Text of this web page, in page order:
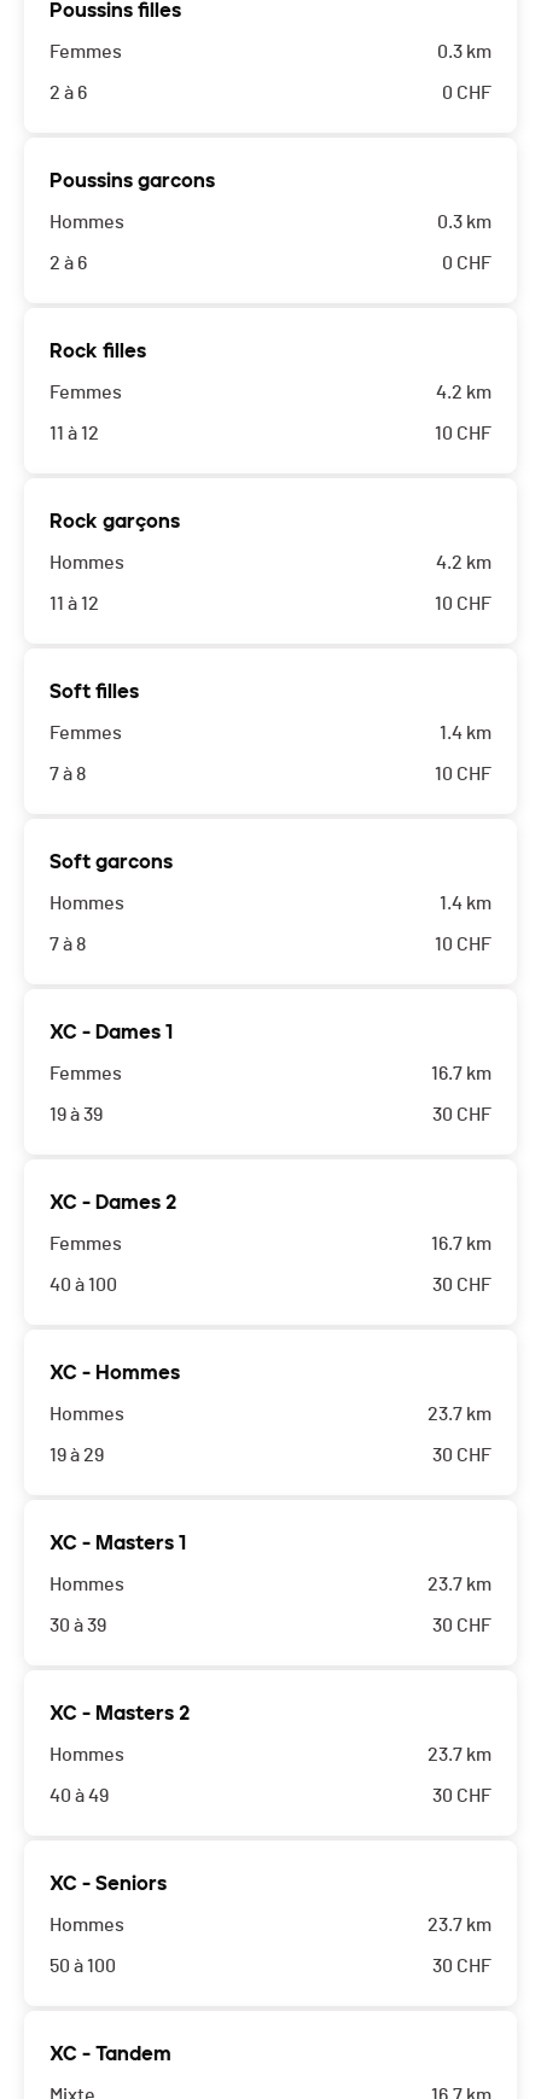
Poussins filles
Femmes
2 à 6
0.3 km
0 CHF
Poussins garcons
Hommes
2 à 6
0.3 km
0 CHF
Rock filles
Femmes
11 à 12
4.2 km
10 CHF
Rock garçons
Hommes
11 à 12
4.2 km
10 CHF
Soft filles
Femmes
7 à 8
1.4 km
10 CHF
Soft garcons
Hommes
7 à 8
1.4 km
10 CHF
XC - Dames 1
Femmes
19 à 39
16.7 km
30 CHF
XC - Dames 2
Femmes
40 à 100
16.7 km
30 CHF
XC - Hommes
Hommes
19 à 29
23.7 km
30 CHF
XC - Masters 1
Hommes
30 à 39
23.7 km
30 CHF
XC - Masters 2
Hommes
40 à 49
23.7 km
30 CHF
XC - Seniors
Hommes
50 à 100
23.7 km
30 CHF
XC - Tandem